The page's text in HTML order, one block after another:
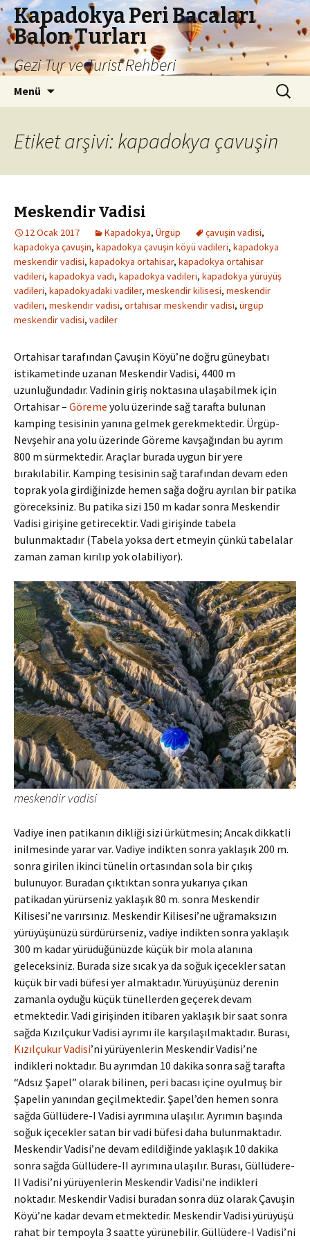
Kapadokya Peri Bacaları
Balon Turları
Gezi Tur ve Turist Rehberi
Menü Arama:
Etiket arşivi: kapadokya çavuşin
Meskendir Vadisi
12 Ocak 2017 Kapadokya, Ürgüp çavuşin vadisi,
kapadokya çavuşin, kapadokya çavuşin köyü vadileri, kapadokya
meskendir vadisi, kapadokya ortahisar, kapadokya ortahisar
vadileri, kapadokya vadi, kapadokya vadileri, kapadokya yürüyüş
vadileri, kapadokyadaki vadiler, meskendir kilisesi, meskendir
vadileri, meskendir vadisi, ortahisar meskendir vadisi, ürgüp
meskendir vadisi, vadiler
Ortahisar tarafından Çavuşin Köyü’ne doğru güneybatı
istikametinde uzanan Meskendir Vadisi, 4400 m
uzunluğundadır. Vadinin giriş noktasına ulaşabilmek için
Ortahisar – Göreme yolu üzerinde sağ tarafta bulunan
kamping tesisinin yanına gelmek gerekmektedir. Ürgüp-
Nevşehir ana yolu üzerinde Göreme kavşağından bu ayrım
800 m sürmektedir. Araçlar burada uygun bir yere
bırakılabilir. Kamping tesisinin sağ tarafından devam eden
toprak yola girdiğinizde hemen sağa doğru ayrılan bir patika
göreceksiniz. Bu patika sizi 150 m kadar sonra Meskendir
Vadisi girişine getirecektir. Vadi girişinde tabela
bulunmaktadır (Tabela yoksa dert etmeyin çünkü tabelalar
zaman zaman kırılıp yok olabiliyor).
meskendir vadisi
Vadiye inen patikanın dikliği sizi ürkütmesin; Ancak dikkatli
inilmesinde yarar var. Vadiye indikten sonra yaklaşık 200 m.
sonra girilen ikinci tünelin ortasından sola bir çıkış
bulunuyor. Buradan çıktıktan sonra yukarıya çıkan
patikadan yürürseniz yaklaşık 80 m. sonra Meskendir
Kilisesi’ne varırsınız. Meskendir Kilisesi’ne uğramaksızın
yürüyüşünüzü sürdürürseniz, vadiye indikten sonra yaklaşık
300 m kadar yürüdüğünüzde küçük bir mola alanına
geleceksiniz. Burada size sıcak ya da soğuk içecekler satan
küçük bir vadi büfesi yer almaktadır. Yürüyüşünüz derenin
zamanla oyduğu küçük tünellerden geçerek devam
etmektedir. Vadi girişinden itibaren yaklaşık bir saat sonra
sağda Kızılçukur Vadisi ayrımı ile karşılaşılmaktadır. Burası,
Kızılçukur Vadisi’ni yürüyenlerin Meskendir Vadisi’ne
indikleri noktadır. Bu ayrımdan 10 dakika sonra sağ tarafta
“Adsız Şapel” olarak bilinen, peri bacası içine oyulmuş bir
Şapelin yanından geçilmektedir. Şapel’den hemen sonra
sağda Güllüdere-I Vadisi ayrımına ulaşılır. Ayrımın başında
soğuk içecekler satan bir vadi büfesi daha bulunmaktadır.
Meskendir Vadisi’ne devam edildiğinde yaklaşık 10 dakika
sonra sağda Güllüdere-II ayrımına ulaşılır. Burası, Güllüdere-
II Vadisi’ni yürüyenlerin Meskendir Vadisi’ne indikleri
noktadır. Meskendir Vadisi buradan sonra düz olarak Çavuşin
Köyü’ne kadar devam etmektedir. Meskendir Vadisi yürüyüşü
rahat bir tempoyla 3 saatte yürünebilir. Güllüdere-I Vadisi’ni